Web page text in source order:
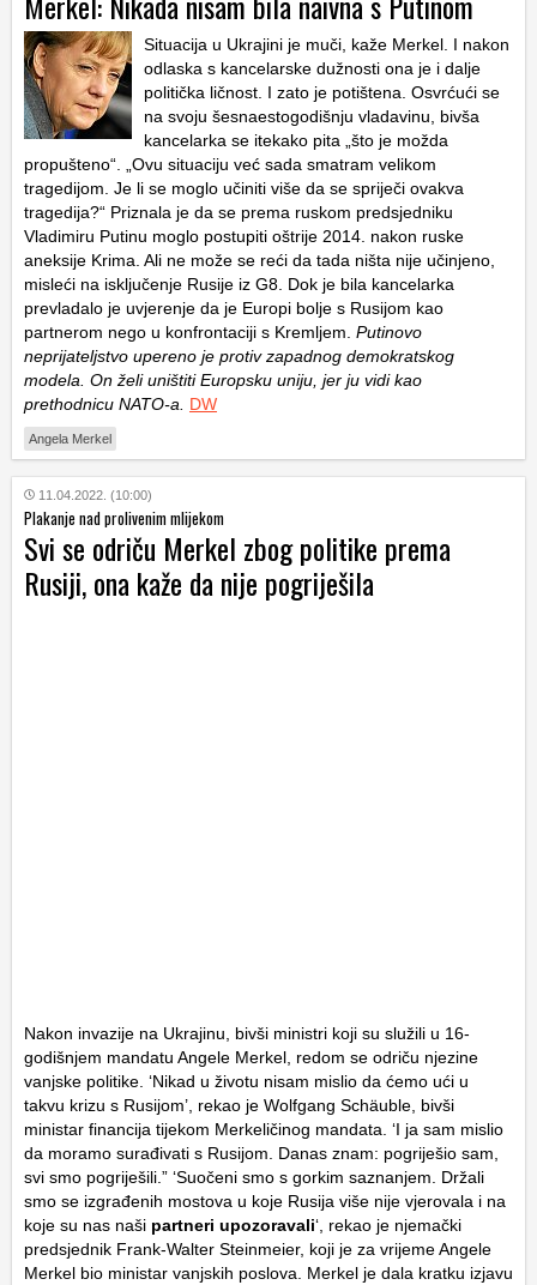
Situacija u Ukrajini je muči, kaže Merkel. I nakon
odlaska s kancelarske dužnosti ona je i dalje
politička ličnost. I zato je potištena. Osvrćući se
na svoju šesnaestogodišnju vladavinu, bivša
kancelarka se itekako pita „što je možda
propušteno“. „Ovu situaciju već sada smatram velikom
tragedijom. Je li se moglo učiniti više da se spriječi ovakva
tragedija?“ Priznala je da se prema ruskom predsjedniku
Vladimiru Putinu moglo postupiti oštrije 2014. nakon ruske
aneksije Krima. Ali ne može se reći da tada ništa nije učinjeno,
misleći na isključenje Rusije iz G8. Dok je bila kancelarka
prevladalo je uvjerenje da je Europi bolje s Rusijom kao
partnerom nego u konfrontaciji s Kremljem. Putinovo
neprijateljstvo upereno je protiv zapadnog demokratskog
modela. On želi uništiti Europsku uniju, jer ju vidi kao
prethodnicu NATO-a. DW
Angela Merkel
11.04.2022. (10:00)
Plakanje nad prolivenim mlijekom
Svi se odriču Merkel zbog politike prema
Rusiji, ona kaže da nije pogriješila
Nakon invazije na Ukrajinu, bivši ministri koji su služili u 16-
godišnjem mandatu Angele Merkel, redom se odriču njezine
vanjske politike. ‘Nikad u životu nisam mislio da ćemo ući u
takvu krizu s Rusijom’, rekao je Wolfgang Schäuble, bivši
ministar financija tijekom Merkeličinog mandata. ‘I ja sam mislio
da moramo surađivati ​​s Rusijom. Danas znam: pogriješio sam,
svi smo pogriješili.” ‘Suočeni smo s gorkim saznanjem. Držali
smo se izgrađenih mostova u koje Rusija više nije vjerovala i na
koje su nas naši partneri upozoravali‘, rekao je njemački
predsjednik Frank-Walter Steinmeier, koji je za vrijeme Angele
Merkel bio ministar vanjskih poslova. Merkel je dala kratku izjavu